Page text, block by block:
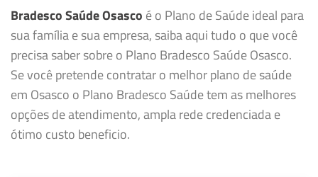
Bradesco Saúde Osasco é o Plano de Saúde ideal para
sua família e sua empresa, saiba aqui tudo o que você
precisa saber sobre o Plano Bradesco Saúde Osasco.
Se você pretende contratar o melhor plano de saúde
em Osasco o Plano Bradesco Saúde tem as melhores
opções de atendimento, ampla rede credenciada e
ótimo custo beneficio.